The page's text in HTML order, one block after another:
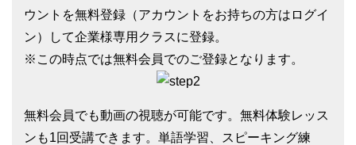
ウントを無料登録（アカウントをお持ちの方はログイ
ン）して企業様専用クラスに登録。
※この時点では無料会員でのご登録となります。
無料会員でも動画の視聴が可能です。無料体験レッス
ンも1回受講できます。単語学習、スピーキング練